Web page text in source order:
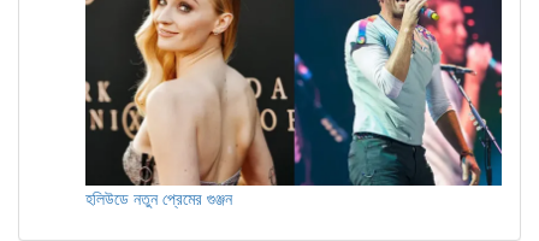
হলিউডে নতুন প্রেমের গুঞ্জন